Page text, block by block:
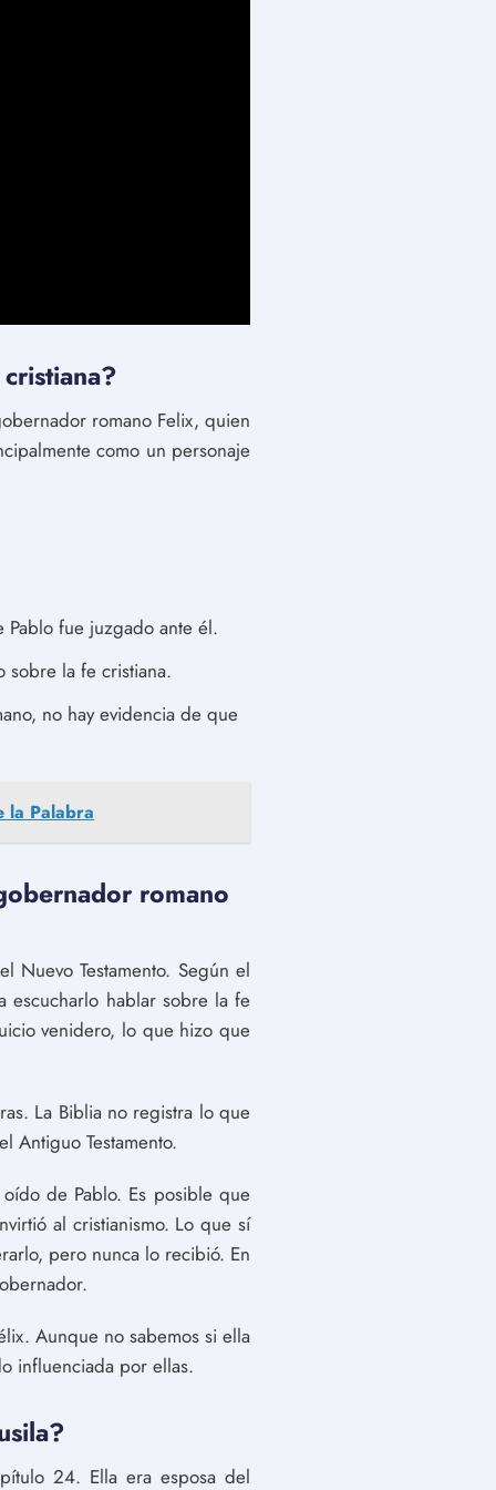
romano Felix, quien
como un personaje
fue juzgado ante él.
sobre la fe cristiana.
no hay evidencia de que
la Palabra
romano
Nuevo Testamento. Según el
escucharlo hablar sobre la fe
venidero, lo que hizo que
La Biblia no registra lo que
Antiguo Testamento.
de Pablo. Es posible que
al cristianismo. Lo que sí
pero nunca lo recibió. En
Aunque no sabemos si ella
influenciada por ellas.
24. Ella era esposa del